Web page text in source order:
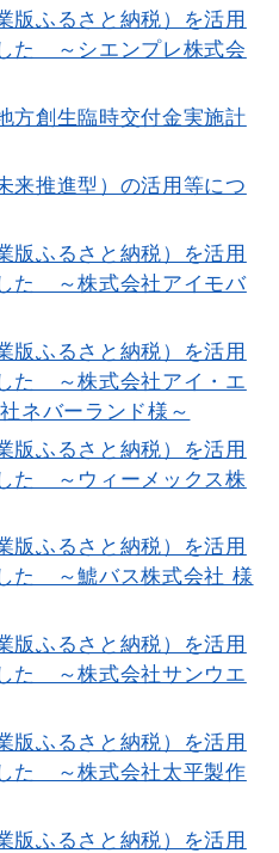
版ふるさと納税）を活用
た ～シエンプレ株式会
方創生臨時交付金実施計
来推進型）の活用等につ
版ふるさと納税）を活用
た ～株式会社アイモバ
版ふるさと納税）を活用
た ～株式会社アイ・エ
ネバーランド様～
版ふるさと納税）を活用
た ～ウィーメックス株
版ふるさと納税）を活用
た ～鯱バス株式会社 様
版ふるさと納税）を活用
た ～株式会社サンウエ
版ふるさと納税）を活用
た ～株式会社太平製作
版ふるさと納税）を活用